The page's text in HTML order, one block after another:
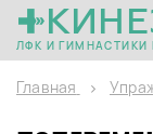
ЛФК И ГИМНАСТИКИ
Главная